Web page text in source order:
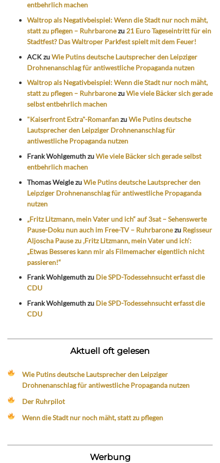
entbehrlich machen
Waltrop als Negativbeispiel: Wenn die Stadt nur noch mäht,
statt zu pflegen – Ruhrbaronezu 21 Euro Tageseintritt für ein
Stadtfest? Das Waltroper Parkfest spielt mit dem Feuer!
ACKzuWie Putins deutsche Lautsprecher den Leipziger
Drohnenanschlag für antiwestliche Propaganda nutzen
Waltrop als Negativbeispiel: Wenn die Stadt nur noch mäht,
statt zu pflegen – RuhrbaronezuWie viele Bäcker sich gerade
selbst entbehrlich machen
"Kaiserfront Extra"-RomanfanzuWie Putins deutsche
Lautsprecher den Leipziger Drohnenanschlag für
antiwestliche Propaganda nutzen
Frank WohlgemuthzuWie viele Bäcker sich gerade selbst
entbehrlich machen
Thomas WeiglezuWie Putins deutsche Lautsprecher den
Leipziger Drohnenanschlag für antiwestliche Propaganda
nutzen
„Fritz Litzmann, mein Vater und ich“ auf 3sat – Sehenswerte
Pause-Doku nun auch im Free-TV – Ruhrbaronezu Regisseur
Aljoscha Pause zu ‚Fritz Litzmann, mein Vater und ich‘:
„Etwas Besseres kann mir als Filmemacher eigentlich nicht
passieren!“
Frank Wohlgemuthzu Die SPD-Todessehnsucht erfasst die
CDU
Frank Wohlgemuthzu Die SPD-Todessehnsucht erfasst die
CDU
Aktuell oft gelesen
Wie Putins deutsche Lautsprecher den Leipziger
Drohnenanschlag für antiwestliche Propaganda nutzen
Der Ruhrpilot
Wenn die Stadt nur noch mäht, statt zu pflegen
Werbung